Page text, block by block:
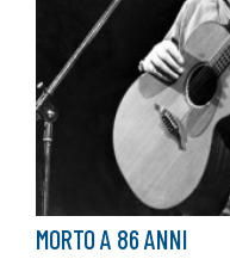
MORTO A 86 ANNI